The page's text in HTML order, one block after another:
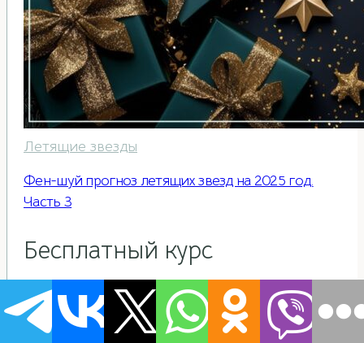
Летящие звезды
Фен-шуй прогноз летящих звезд на 2025 год.
Часть 3
Бесплатный курс